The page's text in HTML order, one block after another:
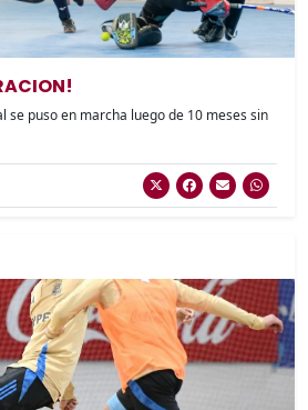
se puso en marcha luego de 10 meses sin